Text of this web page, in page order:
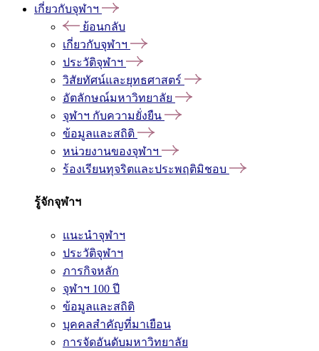
เกี่ยวกับจุฬาฯ
ย้อนกลับ
เกี่ยวกับจุฬาฯ
ประวัติจุฬาฯ
วิสัยทัศน์และยุทธศาสตร์
อัตลักษณ์มหาวิทยาลัย
จุฬาฯ กับความยั่งยืน
ข้อมูลและสถิติ
หน่วยงานของจุฬาฯ
ร้องเรียนทุจริตและประพฤติมิชอบ
รู้จักจุฬาฯ
แนะนำจุฬาฯ
ประวัติจุฬาฯ
ภารกิจหลัก
จุฬาฯ 100 ปี
ข้อมูลและสถิติ
บุคคลสำคัญที่มาเยือน
การจัดอันดับมหาวิทยาลัย